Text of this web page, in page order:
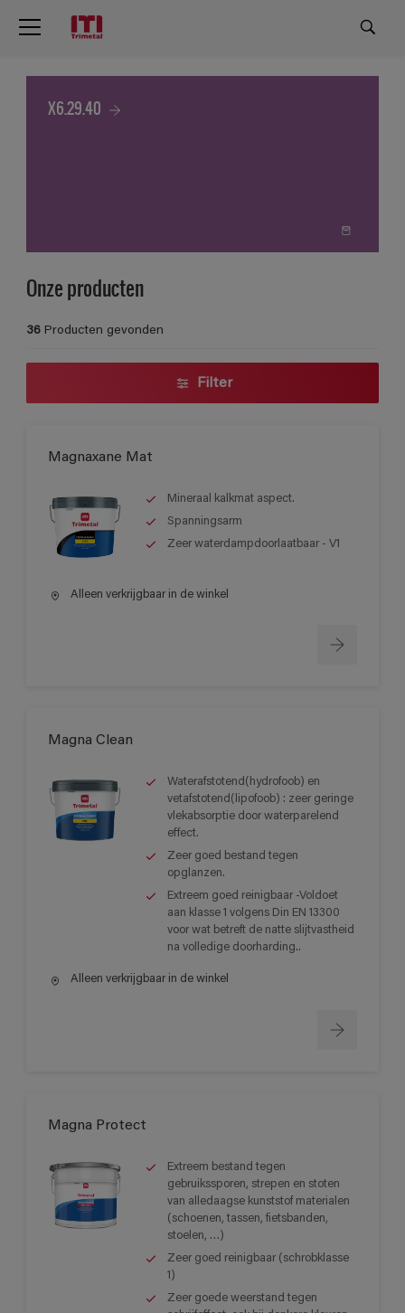
X6.29.40
Onze producten
36 Producten gevonden
Filter
Magnaxane Mat
Mineraal kalkmat aspect.
Spanningsarm
Zeer waterdampdoorlaatbaar - V1
Alleen verkrijgbaar in de winkel
Magna Clean
Waterafstotend(hydrofoob) en
vetafstotend(lipofoob) : zeer geringe
vlekabsorptie door waterparelend
effect.
Zeer goed bestand tegen
opglanzen.
Extreem goed reinigbaar -Voldoet
aan klasse 1 volgens Din EN 13300
voor wat betreft de natte slijtvastheid
na volledige doorharding..
Alleen verkrijgbaar in de winkel
Magna Protect
Extreem bestand tegen
gebruikssporen, strepen en stoten
van alledaagse kunststof materialen
(schoenen, tassen, fietsbanden,
stoelen, …)
Zeer goed reinigbaar (schrobklasse
1)
Zeer goede weerstand tegen